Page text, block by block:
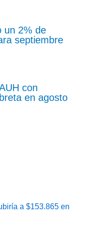
un 2% de
septiembre
con
en agosto
a $153.865 en